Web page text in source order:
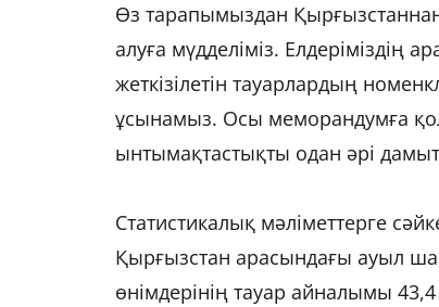
Өз тарапымыздан Қырғызстаннан
алуға мүдделіміз.
жеткізілетін тауарлардың
ұсынамыз. Осы меморандумға
ынтымақтастықты одан әрі
Статистикалық мәліметтерге
Қырғызстан арасындағы ауыл
өнімдерінің тауар айналымы